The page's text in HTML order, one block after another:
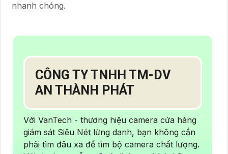
nhanh chóng.
CÔNG TY TNHH TM-DV
AN THÀNH PHÁT
Với VanTech - thương hiệu camera cửa hàng
giám sát Siêu Nét lừng danh, bạn không cần
phải tìm đâu xa để tìm bộ camera chất lượng.